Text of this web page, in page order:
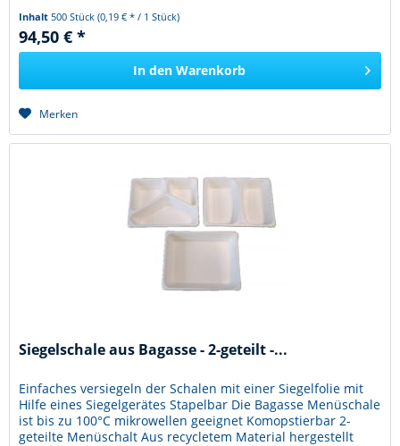
Inhalt 500 Stück(0,19 € * / 1 Stück)
94,50 € *
In den Warenkorb
Merken
Siegelschale aus Bagasse - 2-geteilt -...
Einfaches versiegeln der Schalen mit einer Siegelfolie mit
Hilfe eines Siegelgerätes Stapelbar Die Bagasse Menüschale
ist bis zu 100°C mikrowellen geeignet Komopstierbar 2-
geteilte Menüschalt Aus recycletem Material hergestellt